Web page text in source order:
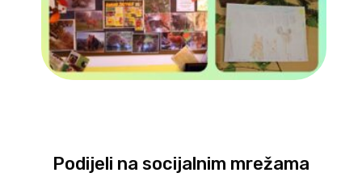
Podijeli na socijalnim mrežama